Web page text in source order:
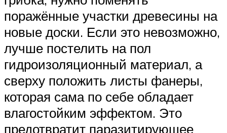
поражённые участки древесины на
новые доски. Если это невозможно,
лучше постелить на пол
гидроизоляционный материал, а
сверху положить листы фанеры,
которая сама по себе обладает
влагостойким эффектом. Это
предотвратит паразитирующее